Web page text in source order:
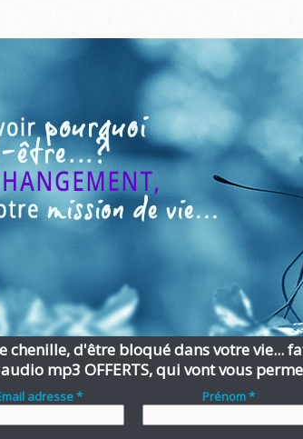
chenille, d'être bloqué dans votre vie...
mp3 OFFERTS, qui vont vous
adresse * Prénom *